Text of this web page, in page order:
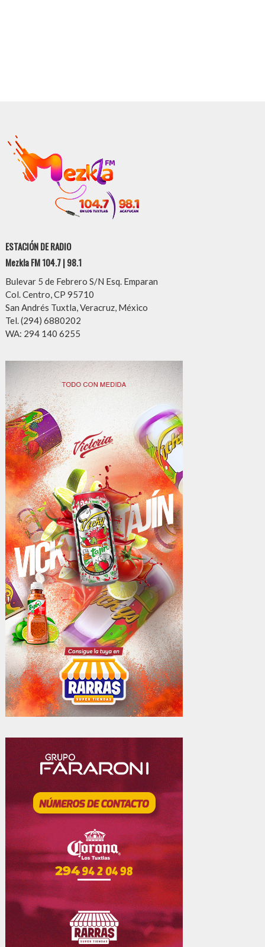
ESTACIÓN DE RADIO
Mezkla FM 104.7 | 98.1
Bulevar 5 de Febrero S/N Esq. Emparan
Col. Centro, CP 95710
San Andrés Tuxtla, Veracruz, México
Tel. (294) 6880202
WA: 294 140 6255